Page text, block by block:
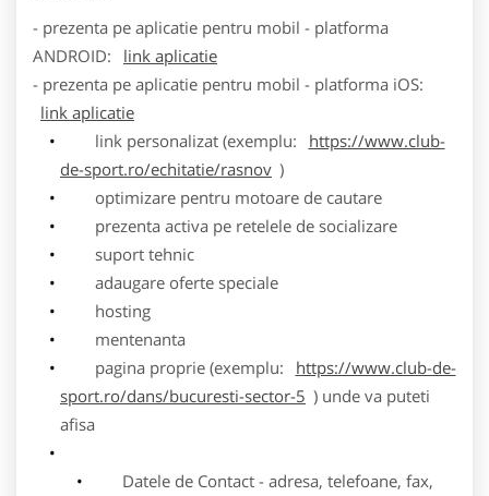
- prezenta pe aplicatie pentru mobil - platforma
ANDROID:
link aplicatie
- prezenta pe aplicatie pentru mobil - platforma iOS:
link aplicatie
link personalizat (exemplu:
https://www.club-
de-sport.ro/echitatie/rasnov )
optimizare pentru motoare de cautare
prezenta activa pe retelele de socializare
suport tehnic
adaugare oferte speciale
hosting
mentenanta
pagina proprie (exemplu:
https://www.club-de-
sport.ro/dans/bucuresti-sector-5 ) unde va puteti
afisa
Datele de Contact - adresa, telefoane, fax,